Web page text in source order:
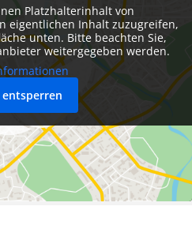
Platzhalterinhalt von
eigentlichen Inhalt zuzugreifen,
unten. Bitte beachten Sie,
weitergegeben werden.